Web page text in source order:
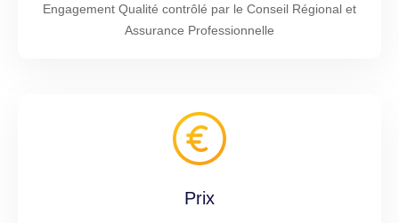
Engagement Qualité contrôlé par le Conseil Régional et
Assurance Professionnelle
Prix